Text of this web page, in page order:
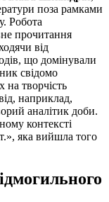
поза рамками
Робота
прочитання
від
що домінували
свідомо
на творчість
наприклад,
аналітик доби.
контексті
яка вийшла того